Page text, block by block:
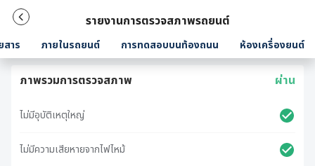
รายงานการตรวจสภาพรถยนต์
าร ภายในรถยนต์ การทดสอบบนท้องถนน ห้องเครื่องยนต์
ภาพรวมการตรวจสภาพ ผ่าน
ไม่มีอุบัติเหตุใหญ่
ไม่มีความเสียหายจากไฟไหม้